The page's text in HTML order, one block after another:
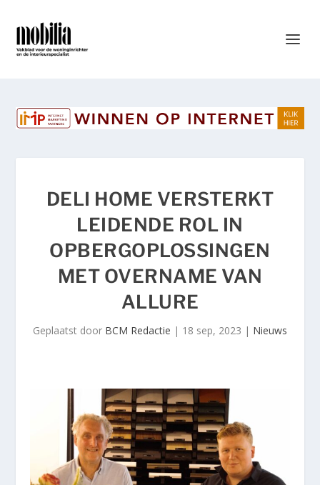
DELI HOME VERSTERKT
LEIDENDE ROL IN
OPBERGOPLOSSINGEN
MET OVERNAME VAN
ALLURE
Geplaatst door BCM Redactie | 18 sep, 2023 | Nieuws